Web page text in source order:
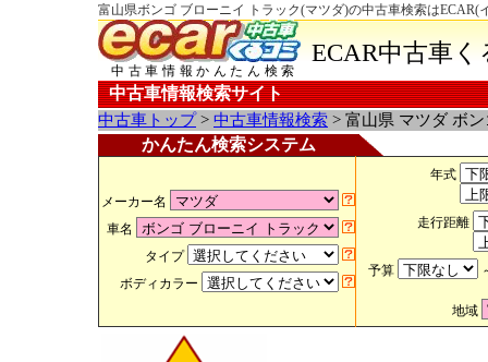
富山県ボンゴ ブローニイ トラック(マツダ)の中古車検索はECAR(
中古車情報かんたん検索
ECAR中古車
中古車情報検索サイト
中古車トップ> 中古車情報検索 > 富山県 マツダ ボ
かんたん検索システム
メーカー名
車名
タイプ
ボディカラー
年式
走行距離
予算
地域